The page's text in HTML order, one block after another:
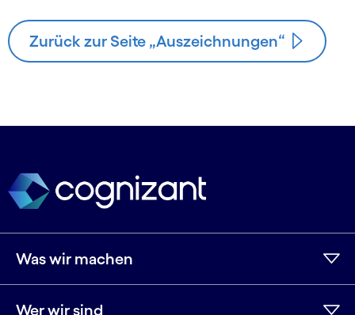
Zurück zur Seite „Auszeichnungen“
Was wir machen
Wer wir sind